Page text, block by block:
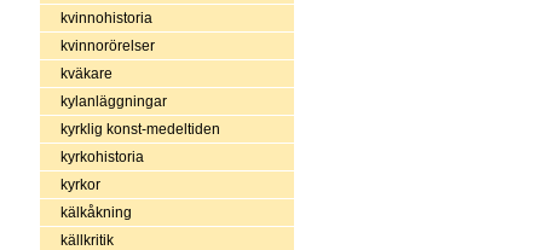
kvinnohistoria
kvinnorörelser
kväkare
kylanläggningar
kyrklig konst-medeltiden
kyrkohistoria
kyrkor
kälkåkning
källkritik